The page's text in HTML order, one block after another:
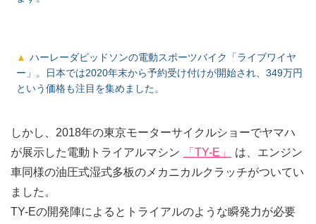
ハーレーダビッドソンの電動スポーツバイク「ライブワイヤ
ー」。日本では2020年末から予約受け付けが開始され、349万円
という価格も注目を集めました。
しかし、2018年の東京モーターサイクルショーでヤマハ
が展示した電動トライアルマシン
「TY-E」
は、エンジン
車同様の油圧式湿式多板のメカニカルクラッチがついてい
ました。
TY-Eの開発陣によるとトライアルのような瞬発力が必要